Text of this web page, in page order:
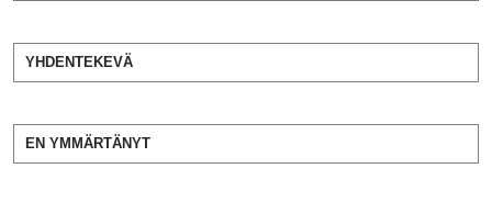
YHDENTEKEVÄ
EN YMMÄRTÄNYT